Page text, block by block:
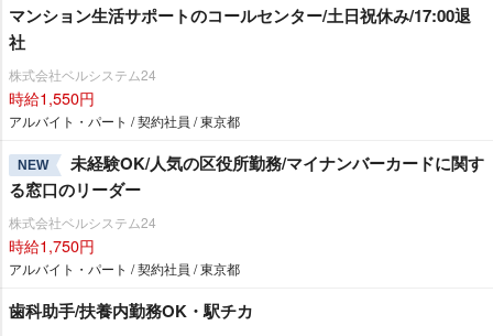
マンション生活サポートのコールセンター/土日祝休み/17:00退
社
株式会社ベルシステム24
時給1,550円
アルバイト・パート / 契約社員 / 東京都
NEW
未経験OK/人気の区役所勤務/マイナンバーカードに関す
る窓口のリーダー
株式会社ベルシステム24
時給1,750円
アルバイト・パート / 契約社員 / 東京都
歯科助手/扶養内勤務OK・駅チカ